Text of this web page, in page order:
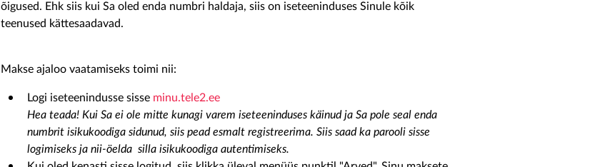
õigused. Ehk siis kui Sa oled enda numbri haldaja, siis on iseteeninduses Sinule kõik
teenused kättesaadavad.
Makse ajaloo vaatamiseks toimi nii:
Logi iseteenindusse sisse minu.tele2.ee
Hea teada! Kui Sa ei ole mitte kunagi varem iseteeninduses käinud ja Sa pole seal enda
numbrit isikukoodiga sidunud, siis pead esmalt registreerima. Siis saad ka parooli sisse
logimiseks ja nii-öelda silla isikukoodiga autentimiseks.